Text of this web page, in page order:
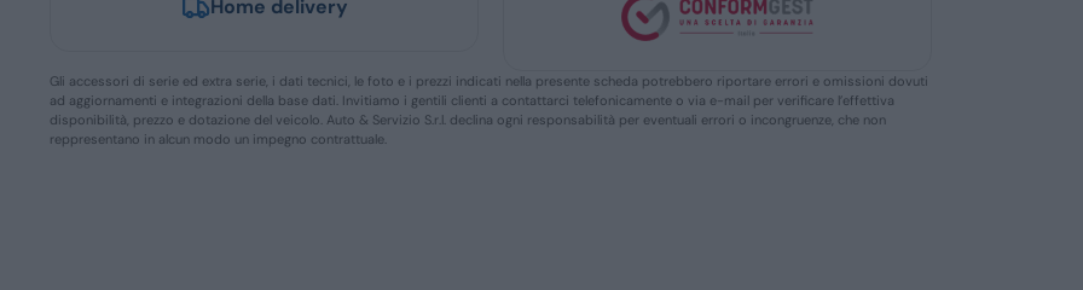
Home delivery
Gli accessori di serie ed extra serie, i dati tecnici, le foto e i prezzi indicati nella presente scheda potrebbero riportare errori e omissioni dovuti
ad aggiornamenti e integrazioni della base dati. Invitiamo i gentili clienti a contattarci telefonicamente o via e-mail per verificare l’effettiva
disponibilità, prezzo e dotazione del veicolo. Auto & Servizio S.r.l. declina ogni responsabilità per eventuali errori o incongruenze, che non
reppresentano in alcun modo un impegno contrattuale.